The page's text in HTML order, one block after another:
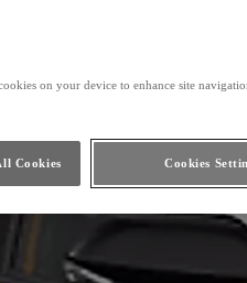
on your device to enhance site
Cookies
Cookies